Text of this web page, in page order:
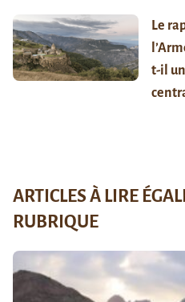
Le
t-il
ARTICLES À LIRE
RUBRIQUE